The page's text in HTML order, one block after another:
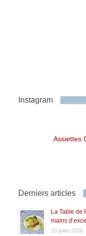
Instagram
Assiettes
Derniers articles
La Table de
mains
20 juillet 2026